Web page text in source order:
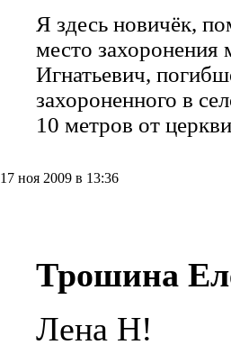
Я здесь новичёк,
место
Игнатьевич,
захороненного в
10 метров от
17 ноя 2009 в 13:36
Трошина
Лена Н!